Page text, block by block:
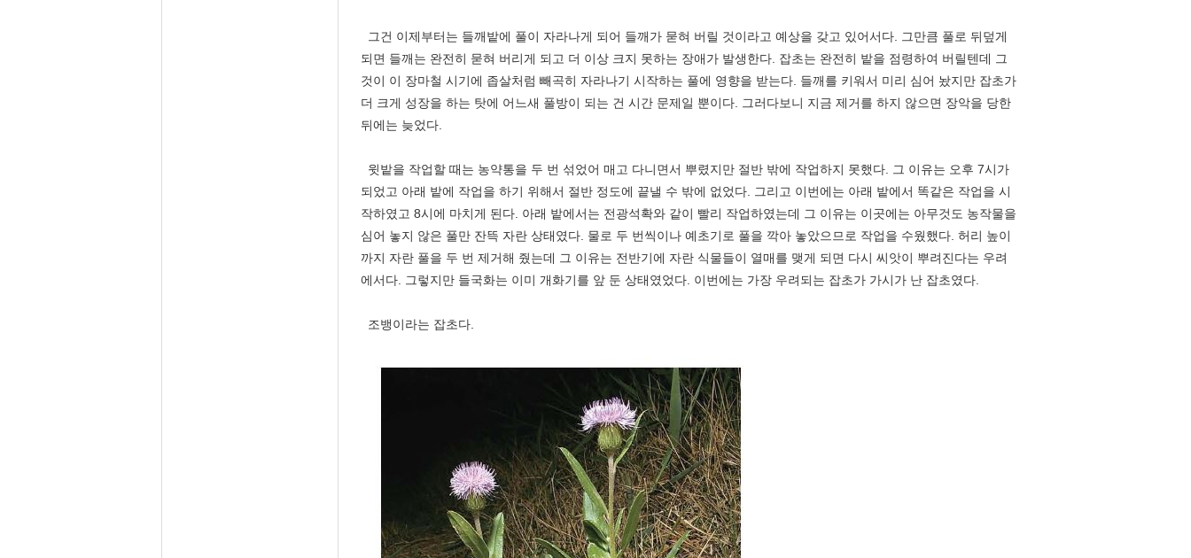
그건 이제부터는 들깨밭에 풀이 자라나게 되어 들깨가 묻혀 버릴 것이라고 예상을 갖고 있어서다. 그만큼 풀로 뒤덮게
되면 들깨는 완전히 묻혀 버리게 되고 더 이상 크지 못하는 장애가 발생한다. 잡초는 완전히 밭을 점령하여 버릴텐데 그
것이 이 장마철 시기에 좁살처럼 빼곡히 자라나기 시작하는 풀에 영향을 받는다. 들깨를 키워서 미리 심어 놨지만 잡초가
더 크게 성장을 하는 탓에 어느새 풀방이 되는 건 시간 문제일 뿐이다. 그러다보니 지금 제거를 하지 않으면 장악을 당한
뒤에는 늦었다.
윗밭을 작업할 때는 농약통을 두 번 섞었어 매고 다니면서 뿌렸지만 절반 밖에 작업하지 못했다. 그 이유는 오후 7시가
되었고 아래 밭에 작업을 하기 위해서 절반 정도에 끝낼 수 밖에 없었다. 그리고 이번에는 아래 밭에서 똑같은 작업을 시
작하였고 8시에 마치게 된다. 아래 밭에서는 전광석확와 같이 빨리 작업하였는데 그 이유는 이곳에는 아무것도 농작물을
심어 놓지 않은 풀만 잔뜩 자란 상태였다. 물로 두 번씩이나 예초기로 풀을 깍아 놓았으므로 작업을 수웠했다. 허리 높이
까지 자란 풀을 두 번 제거해 줬는데 그 이유는 전반기에 자란 식물들이 열매를 맺게 되면 다시 씨앗이 뿌려진다는 우려
에서다. 그렇지만 들국화는 이미 개화기를 앞 둔 상태였었다. 이번에는 가장 우려되는 잡초가 가시가 난 잡초였다.
조뱅이라는 잡초다.